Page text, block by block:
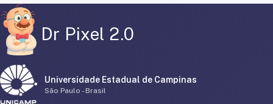
Dr Pixel 2.0
Universidade Estadual de Campinas
São Paulo - Brasil